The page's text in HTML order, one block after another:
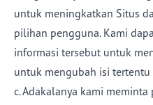
untuk meningkatkan Situs
pilihan pengguna. Kami
informasi tersebut untuk
untuk mengubah isi
c. Adakalanya kami